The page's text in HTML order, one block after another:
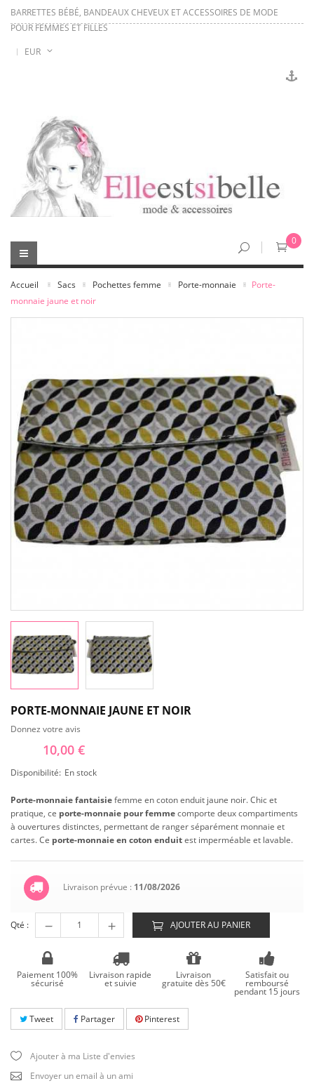
BARRETTES BÉBÉ, BANDEAUX CHEVEUX ET ACCESSOIRES DE MODE
POUR FEMMES ET FILLES
EUR
0
Accueil Sacs Pochettes femme Porte-monnaie
Porte-
monnaie jaune et noir
PORTE-MONNAIE JAUNE ET NOIR
Donnez votre avis
10,00 €
Disponibilité: En stock
Porte-monnaie fantaisiefemme en coton enduit jaune noir. Chic et
pratique, ce porte-monnaie pour femmecomporte deux compartiments
à ouvertures distinctes, permettant de ranger séparément monnaie et
cartes. Ce porte-monnaie en coton enduitest imperméable et lavable.
Livraison prévue : 11/08/2026
Qté : AJOUTER AU PANIER
Paiement 100%
sécurisé
Livraison rapide
et suivie
Livraison
gratuite dès 50€
Satisfait ou
remboursé
pendant 15 jours
Tweet Partager Pinterest
Ajouter à ma Liste d'envies
Envoyer un email à un ami